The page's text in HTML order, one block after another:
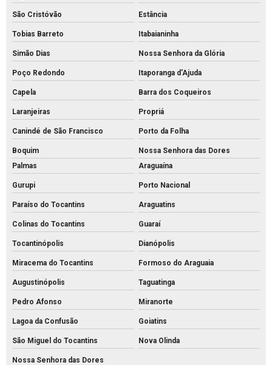
São Cristóvão Estância
Tobias Barreto Itabaianinha
Simão Dias Nossa Senhora da Glória
Poço Redondo Itaporanga d'Ajuda
Capela Barra dos Coqueiros
Laranjeiras Propriá
Canindé de São Francisco Porto da Folha
Boquim
Nossa Senhora das Dores
Palmas
Araguaína
Gurupi Porto Nacional
Paraíso do Tocantins Araguatins
Colinas do Tocantins Guaraí
Tocantinópolis Dianópolis
Miracema do Tocantins Formoso do Araguaia
Augustinópolis Taguatinga
Pedro Afonso Miranorte
Lagoa da Confusão Goiatins
São Miguel do Tocantins Nova Olinda
Nossa Senhora das Dores